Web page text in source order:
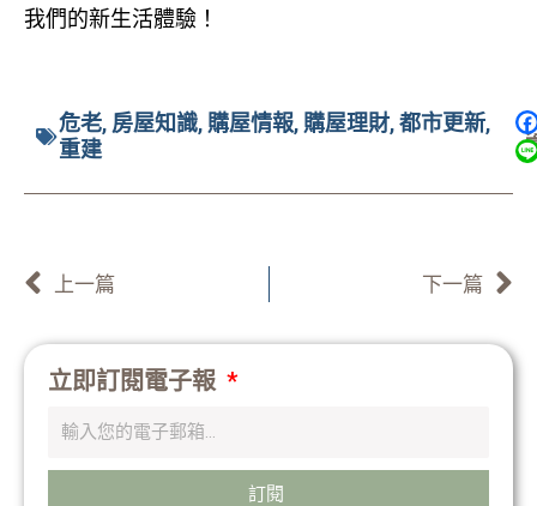
我們的新生活體驗！
危老, 房屋知識, 購屋情報, 購屋理財,都市更新,
重建
上一篇 下一篇
立即訂閱電子報
訂閱